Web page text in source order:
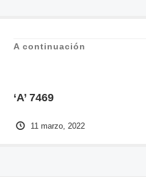
A continuación
‘A’ 7469
11 marzo, 2022